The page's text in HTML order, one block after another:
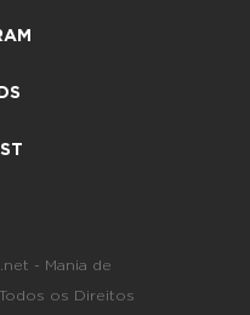
- Mania de
os Direitos